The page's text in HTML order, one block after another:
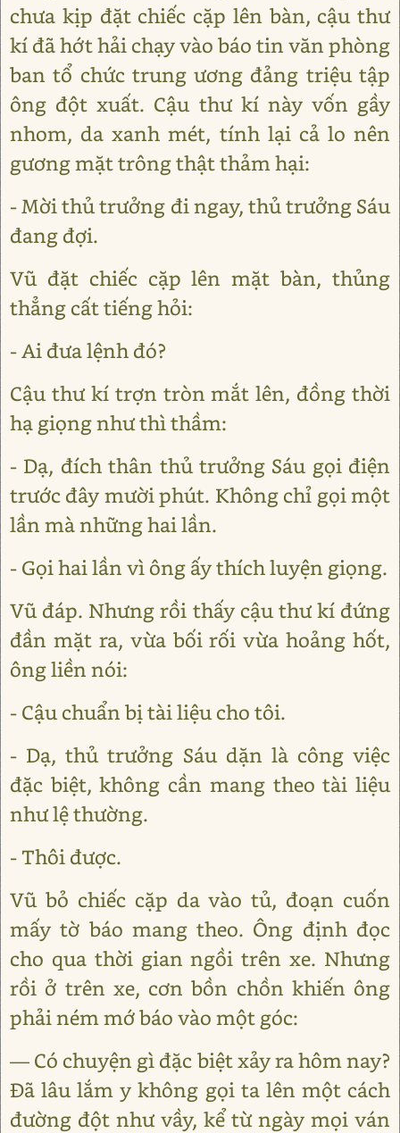
chưa kịp đặt chiếc cặp lên bàn, cậu thư
kí đã hớt hải chạy vào báo tin văn phòng
ban tổ chức trung ương đảng triệu tập
ông đột xuất. Cậu thư kí này vốn gầy
nhom, da xanh mét, tính lại cả lo nên
gương mặt trông thật thảm hại:
- Mời thủ trưởng đi ngay, thủ trưởng Sáu
đang đợi.
Vũ đặt chiếc cặp lên mặt bàn, thủng
thẳng cất tiếng hỏi:
- Ai đưa lệnh đó?
Cậu thư kí trợn tròn mắt lên, đồng thời
hạ giọng như thì thầm:
- Dạ, đích thân thủ trưởng Sáu gọi điện
trước đây mười phút. Không chỉ gọi một
lần mà những hai lần.
- Gọi hai lần vì ông ấy thích luyện giọng.
Vũ đáp. Nhưng rồi thấy cậu thư kí đứng
đần mặt ra, vừa bối rối vừa hoảng hốt,
ông liền nói:
- Cậu chuẩn bị tài liệu cho tôi.
- Dạ, thủ trưởng Sáu dặn là công việc
đặc biệt, không cần mang theo tài liệu
như lệ thường.
- Thôi được.
Vũ bỏ chiếc cặp da vào tủ, đoạn cuốn
mấy tờ báo mang theo. Ông định đọc
cho qua thời gian ngồi trên xe. Nhưng
rồi ở trên xe, cơn bồn chồn khiến ông
phải ném mớ báo vào một góc:
― Có chuyện gì đặc biệt xảy ra hôm nay?
Đã lâu lắm y không gọi ta lên một cách
đường đột như vầy, kể từ ngày mọi ván